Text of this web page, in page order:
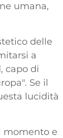
umana,
delle
a
capo di
Se il
lucidità
momento e